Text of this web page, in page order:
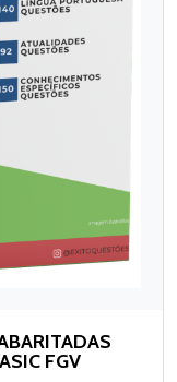
FGV